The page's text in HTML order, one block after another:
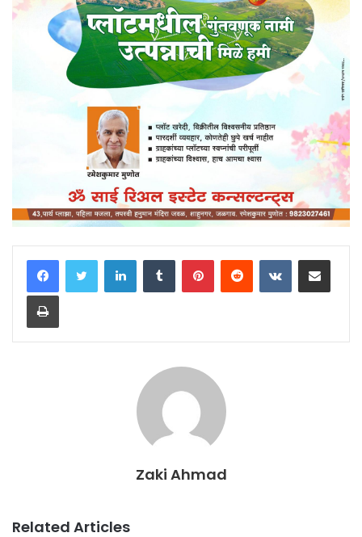
LinkedInTumblr PinterestReddit VKontakteShare via Email
Print
Zaki Ahmad
Related Articles